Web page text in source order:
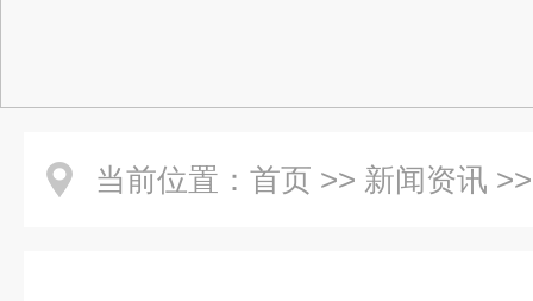
当前位置： 首页 >> 新闻资讯